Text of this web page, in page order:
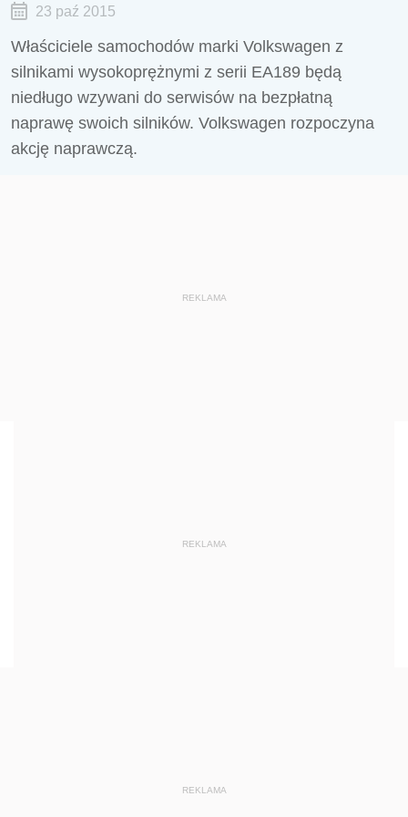
23 paź 2015
Właściciele samochodów marki Volkswagen z
silnikami wysokoprężnymi z serii EA189 będą
niedługo wzywani do serwisów na bezpłatną
naprawę swoich silników. Volkswagen rozpoczyna
akcję naprawczą.
REKLAMA
REKLAMA
REKLAMA